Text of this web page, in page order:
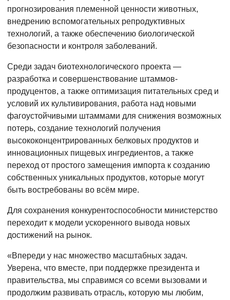
прогнозирования племенной ценности животных,
внедрению вспомогательных репродуктивных
технологий, а также обеспечению биологической
безопасности и контроля заболеваний.
Среди задач биотехнологического проекта —
разработка и совершенствование штаммов-
продуцентов, а также оптимизация питательных сред и
условий их культивирования, работа над новыми
фагоустойчивыми штаммами для снижения возможных
потерь, создание технологий получения
высококонцентрированных белковых продуктов и
инновационных пищевых ингредиентов, а также
переход от простого замещения импорта к созданию
собственных уникальных продуктов, которые могут
быть востребованы во всём мире.
Для сохранения конкурентоспособности министерство
переходит к модели ускоренного вывода новых
достижений на рынок.
«Впереди у нас множество масштабных задач.
Уверена, что вместе, при поддержке президента и
правительства, мы справимся со всеми вызовами и
продолжим развивать отрасль, которую мы любим,